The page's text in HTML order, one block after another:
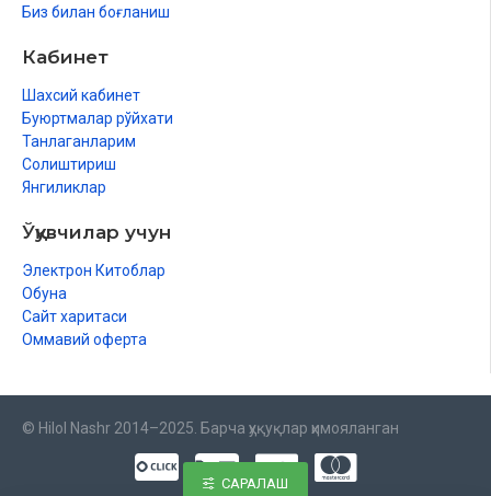
Биз билан боғланиш
Кабинет
Шахсий кабинет
Буюртмалар рўйхати
Танлаганларим
Солиштириш
Янгиликлар
Ўқувчилар учун
Электрон Китоблар
Обуна
Сайт харитаси
Оммавий оферта
© Hilol Nashr 2014–2025. Барча ҳуқуқлар ҳимояланган
САРАЛАШ